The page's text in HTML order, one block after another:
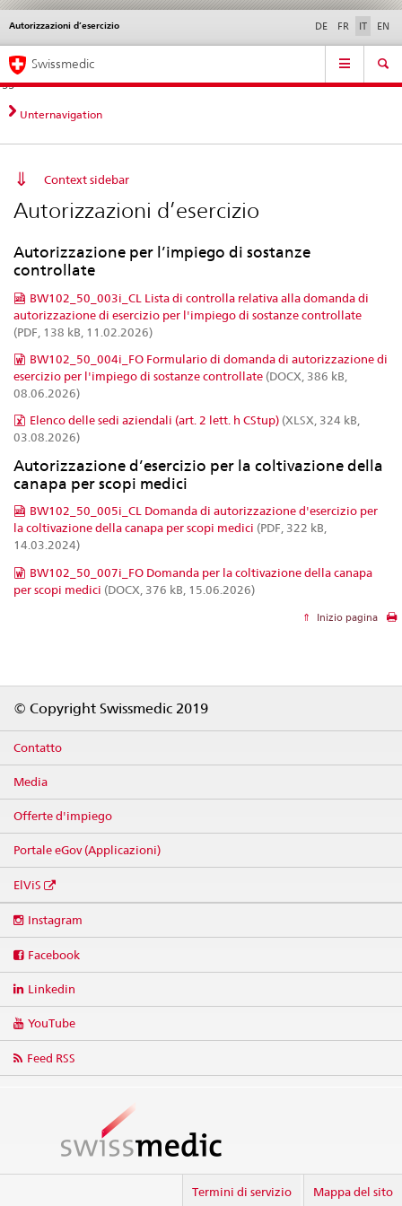
Navigazione
diretta:
novità,
aspetti
contatto
Novità &
norme
Contatto | Supporto &
aiuto
Autorizzazioni d’esercizio DE FR IT EN
Service
Navigation
Swissmedic
Unternavigation
Context sidebar
Autorizzazioni d’esercizio
Autorizzazione per l’impiego di sostanze
controllate
BW102_50_003i_CL Lista di controlla relativa alla domanda di
autorizzazione di esercizio per l'impiego di sostanze controllate
(PDF, 138 kB, 11.02.2026)
BW102_50_004i_FO Formulario di domanda di autorizzazione di
esercizio per l'impiego di sostanze controllate (DOCX, 386 kB,
08.06.2026)
Elenco delle sedi aziendali (art. 2 lett. h CStup) (XLSX, 324 kB,
03.08.2026)
Autorizzazione d’esercizio per la coltivazione della
canapa per scopi medici
BW102_50_005i_CL Domanda di autorizzazione d'esercizio per
la coltivazione della canapa per scopi medici (PDF, 322 kB,
14.03.2024)
BW102_50_007i_FO Domanda per la coltivazione della canapa
per scopi medici (DOCX, 376 kB, 15.06.2026)
Inizio pagina
© Copyright Swissmedic 2019
Contatto
Media
Offerte d'impiego
Portale eGov (Applicazioni)
ElViS
media
Instagram
Facebook
Linkedin
YouTube
Feed RSS
Termini di servizio Mappa del sito